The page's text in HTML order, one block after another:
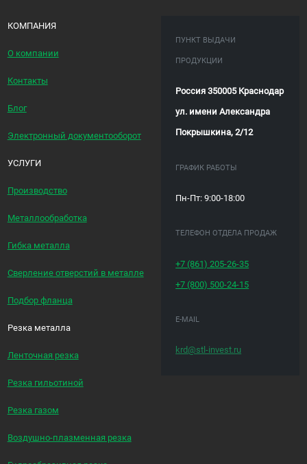
КОМПАНИЯ
О компании
Контакты
Блог
Электронный документооборот
УСЛУГИ
Производство
Металлообработка
Гибка металла
Сверление отверстий в металле
Подбор фланца
Резка металла
Ленточная резка
Резка гильотиной
Резка газом
Воздушно-плазменная резка
ПУНКТ ВЫДАЧИ
ПРОДУКЦИИ
Россия 350005 Краснодар
ул. имени Александра
Покрышкина, 2/12
ГРАФИК РАБОТЫ
Пн-Пт: 9:00-18:00
ТЕЛЕФОН ОТДЕЛА ПРОДАЖ
+7 (861)205-26-35
+7 (800) 500-24-15
E-MAIL
krd@stl-invest.ru